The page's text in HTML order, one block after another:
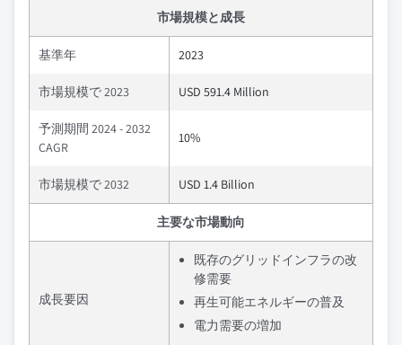
市場規模と成長
基準年 2023
市場規模で 2023 USD 591.4 Million
予測期間 2024 - 2032
CAGR
10%
市場規模で 2032 USD 1.4 Billion
主要な市場動向
成長要因
既存のグリッドインフラの改
修需要
再生可能エネルギーの普及
電力需要の増加